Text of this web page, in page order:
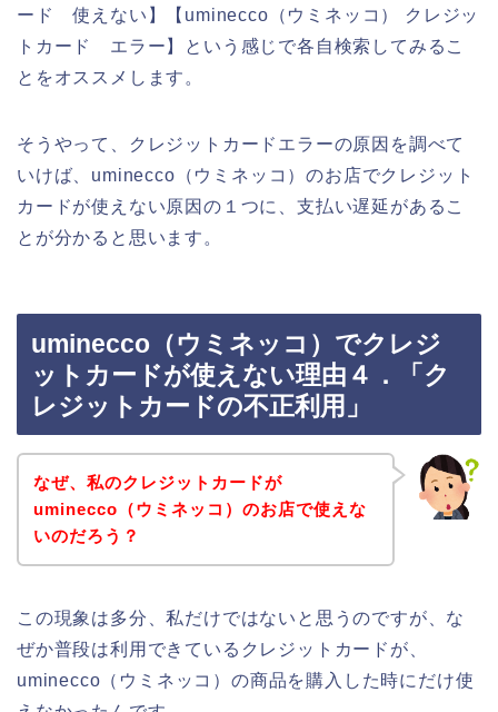
ード 使えない】【uminecco（ウミネッコ） クレジッ
トカード エラー】という感じで各自検索してみるこ
とをオススメします。
そうやって、クレジットカードエラーの原因を調べて
いけば、uminecco（ウミネッコ）のお店でクレジット
カードが使えない原因の１つに、支払い遅延があるこ
とが分かると思います。
uminecco（ウミネッコ）でクレジ
ットカードが使えない理由４．「ク
レジットカードの不正利用」
なぜ、私のクレジットカードが
uminecco（ウミネッコ）のお店で使えな
いのだろう？
この現象は多分、私だけではないと思うのですが、な
ぜか普段は利用できているクレジットカードが、
uminecco（ウミネッコ）の商品を購入した時にだけ使